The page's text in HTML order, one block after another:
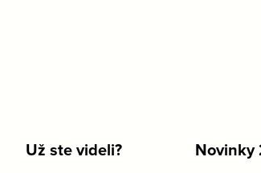
Už ste videli? Novinky